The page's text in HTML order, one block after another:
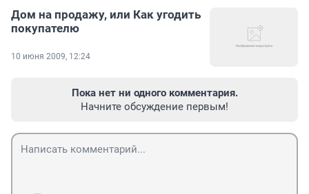
Дом на продажу, или Как угодить
покупателю
10 июня 2009, 12:24
Пока нет ни одного комментария.
Начните обсуждение первым!